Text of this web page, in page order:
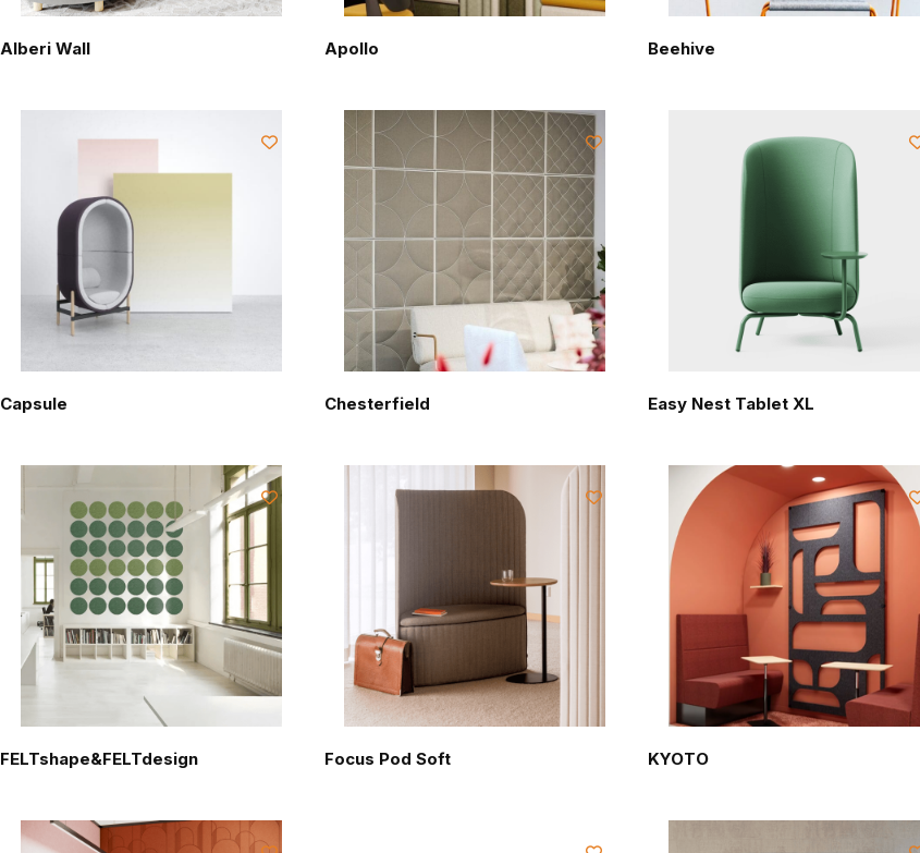
Alberi Wall Apollo Beehive
Capsule Chesterfield Easy Nest Tablet XL
FELTshape&FELTdesign Focus Pod Soft KYOTO